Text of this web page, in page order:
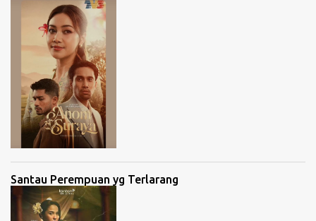
Santau Perempuan yg Terlarang